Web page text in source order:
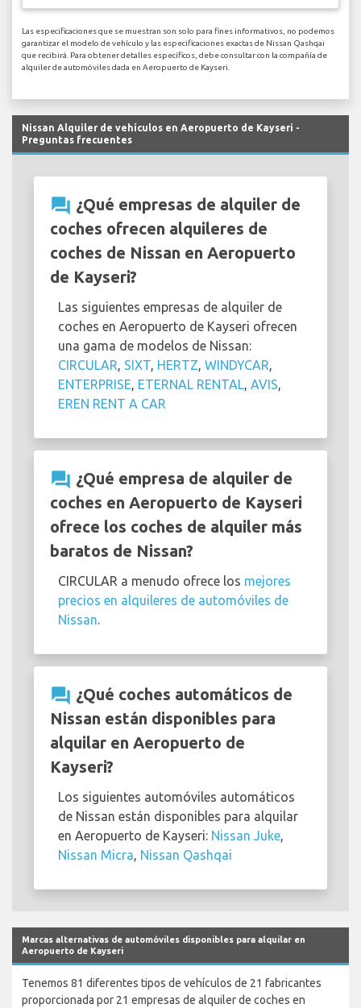
Las especificaciones que se muestran son solo para fines informativos, no podemos
garantizar el modelo de vehículo y las especificaciones exactas de Nissan Qashqai
que recibirá. Para obtener detalles específicos, debe consultar con la compañía de
alquiler de automóviles dada en Aeropuerto de Kayseri.
Nissan Alquiler de vehículos en Aeropuerto de Kayseri -
Preguntas frecuentes
question_answer ¿Qué empresas de alquiler de
coches ofrecen alquileres de
coches de Nissan en Aeropuerto
de Kayseri?
Las siguientes empresas de alquiler de
coches en Aeropuerto de Kayseri ofrecen
una gama de modelos de Nissan:
CIRCULAR, SIXT, HERTZ, WINDYCAR,
ENTERPRISE, ETERNAL RENTAL, AVIS,
EREN RENT A CAR
question_answer ¿Qué empresa de alquiler de
coches en Aeropuerto de Kayseri
ofrece los coches de alquiler más
baratos de Nissan?
CIRCULAR a menudo ofrece los mejores
precios en alquileres de automóviles de
Nissan.
question_answer ¿Qué coches automáticos de
Nissan están disponibles para
alquilar en Aeropuerto de
Kayseri?
Los siguientes automóviles automáticos
de Nissan están disponibles para alquilar
en Aeropuerto de Kayseri: Nissan Juke,
Nissan Micra, Nissan Qashqai
Marcas alternativas de automóviles disponibles para alquilar en
Aeropuerto de Kayseri
Tenemos 81 diferentes tipos de vehículos de 21 fabricantes
proporcionada por 21 empresas de alquiler de coches en